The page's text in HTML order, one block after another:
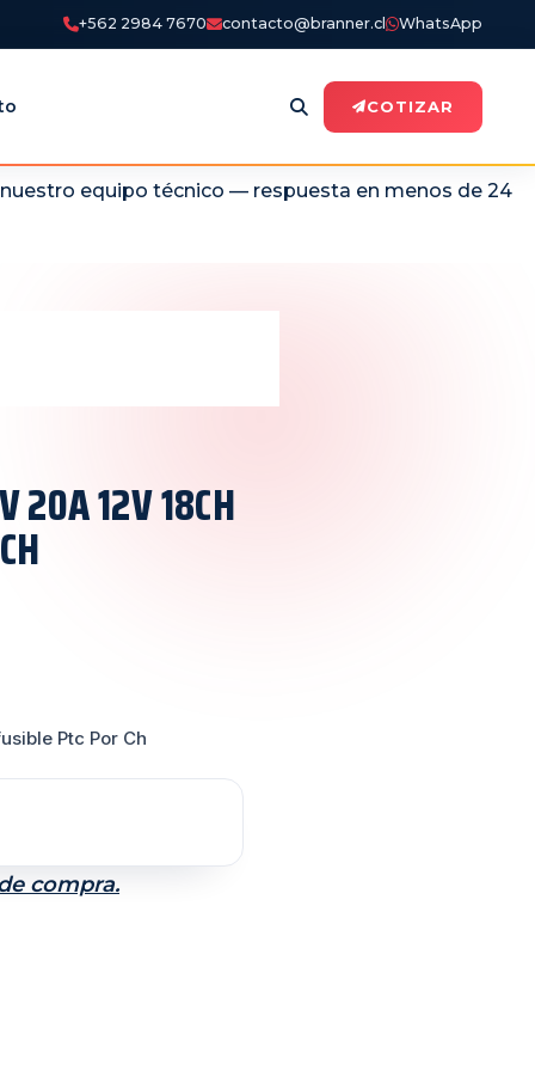
+562 2984 7670 contacto@branner.cl WhatsApp
COTIZAR
equipo técnico — respuesta en menos de 24
20A 12V 18CH
Ptc Por Ch
compra.